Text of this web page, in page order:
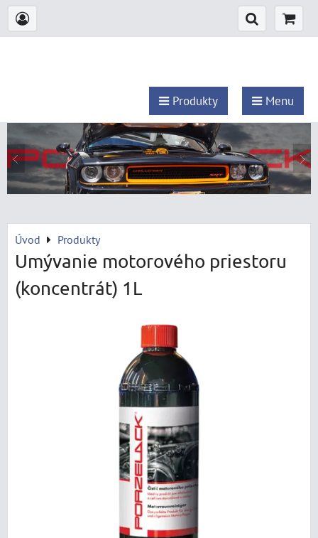
Produkty Menu
Úvod Produkty
Umývanie motorového priestoru
(koncentrát) 1L